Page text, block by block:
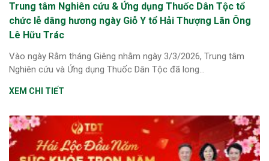
Trung tâm Nghiên cứu & Ứng dụng Thuốc Dân Tộc tổ
chức lễ dâng hương ngày Giỗ Y tổ Hải Thượng Lãn Ông
Lê Hữu Trác
Vào ngày Rằm tháng Giêng nhằm ngày 3/3/2026, Trung tâm
Nghiên cứu và Ứng dụng Thuốc Dân Tộc đã long...
XEM CHI TIẾT